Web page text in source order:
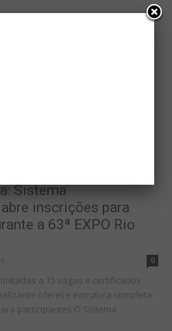
Sistema
inscrições para
a 63ª EXPO Rio
0
a 15 vagas e certificados
oferece estrutura completa
participantes O Sistema